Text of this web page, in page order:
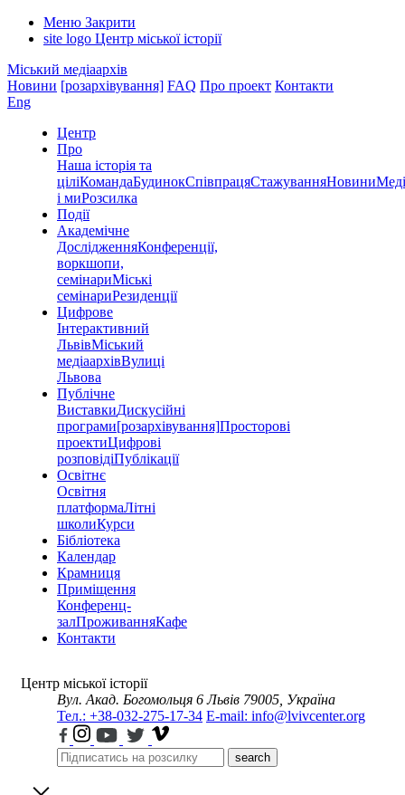
Меню Закрити
site logo Центр міської історії
Міський медіаархів
Новини [розархівування] FAQ Про проект Контакти
Eng
Центр
Про
Наша історія та
ціліКомандаБудинокСпівпрацяСтажуванняНовини
і миРозсилка
Події
Академічне
ДослідженняКонференції,
воркшопи,
семінариМіські
семінариРезиденції
Цифрове
Інтерактивний
ЛьвівМіський
медіаархівВулиці
Львова
Публічне
ВиставкиДискусійні
програми[розархівування]Просторові
проектиЦифрові
розповідіПублікації
Освітнє
Освітня
платформаЛітні
школиКурси
Бібліотека
Календар
Крамниця
Приміщення
Конференц-
залПроживанняКафе
Контакти
Центр міської історії
Вул. Акад. Богомольця 6 Львів 79005, Україна
Тел.: +38-032-275-17-34 E-mail: info@lvivcenter.org
search